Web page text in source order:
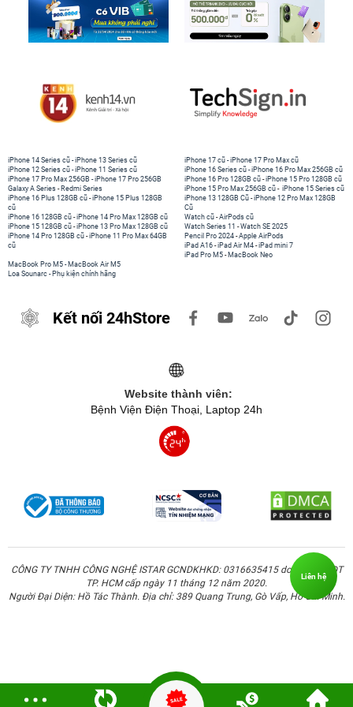
Xanh lục đặc biệt gây ấn tượng với hoạ tiết caro gợn
sóng tạo cảm giác hiện đại bắt mắt. Realme Pad X cũng
cung cấp 2 phiên bản màu xanh biển và xám với thiết kế
Màn hình lớn, hiển thị rõ nét
Pad X vẫn được trang bị màn hình LCD IPS có kích thước
lớn 11 inch độ phân giải 2000 x 1200 pixel, với tỷ lệ
khung hình 5:3 và độ sáng tối đa 450 nits. Không dừng
lại ở đó, tấm nền LCD của Pad X còn có tốc độ làm tươi
60Hz và tính năng chống ánh sáng xanh phần cứng. Tất
cả yếu tố này giúp cho người dùng có thể xem hình ảnh,
làm việc cũng được nâng tầm lên rất nhiều.
iPhone 14 Series cũ -iPhone 13 Series cũ
iPhone 12 Series cũ -iPhone 11 Series cũ
iPhone 17 Pro Max 256GB -iPhone 17 Pro 256GB
Galaxy A Series - Redmi Series
iPhone 17 cũ -iPhone 17 Pro Max cũ
iPhone 16 Series cũ - iPhone 16 Pro Max 256GB cũ
iPhone 16 Pro 128GB cũ -iPhone 15 Pro 128GB cũ
iPhone 15 Pro Max 256GB cũ - iPhone 15 Series cũ
iPhone 16 Plus 128GB cũ -iPhone 15 Plus 128GB
cũ
iPhone 16 128GB cũ -iPhone 14 Pro Max 128GB cũ
iPhone 15 128GB cũ -iPhone 13 Pro Max 128GB cũ
iPhone 14 Pro 128GB cũ -iPhone 11 Pro Max 64GB
cũ
iPhone 13 128GB Cũ -iPhone 12 Pro Max 128GB
Cũ
Watch cũ -AirPods cũ
Watch Series 11 -Watch SE 2025
Pencil Pro 2024 -Apple AirPods
iPad A16 -iPad Air M4 -iPad mini 7
iPad Pro M5 - MacBook Neo
MacBook Pro M5 - MacBook Air M5
Loa Sounarc - Phụ kiện chính hãng
Kết nối 24hStore
Website thành viên:
Bệnh Viện Điện Thoại, Laptop 24h
CÔNG TY TNHH CÔNG NGHỆ ISTAR GCNDKHKD: 0316635415 do Sở KH & ĐT
TP. HCM cấp ngày 11 tháng 12 năm 2020.
Người Đại Diện: Hồ Tác Thành. Địa chỉ: 389 Quang Trung, Gò Vấp, Hồ Chí Minh.
Liên hệ